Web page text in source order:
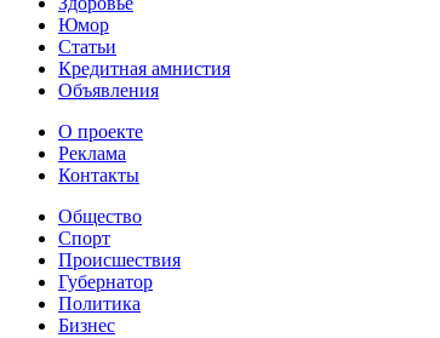
Юмор
Статьи
Кредитная амнистия
Объявления
О проекте
Реклама
Контакты
Общество
Спорт
Происшествия
Губернатор
Политика
Бизнес